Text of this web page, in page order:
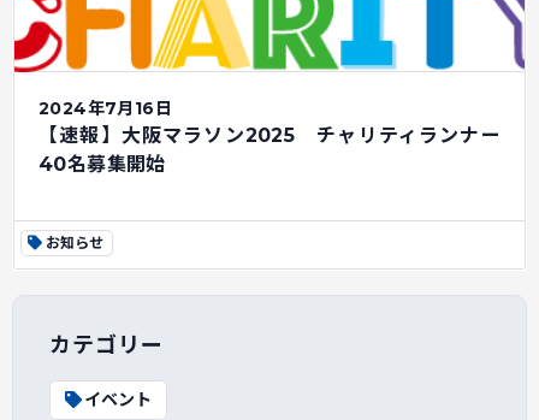
2024年7月16日
【速報】大阪マラソン2025 チャリティランナー
40名募集開始
お知らせ
カテゴリー
イベント